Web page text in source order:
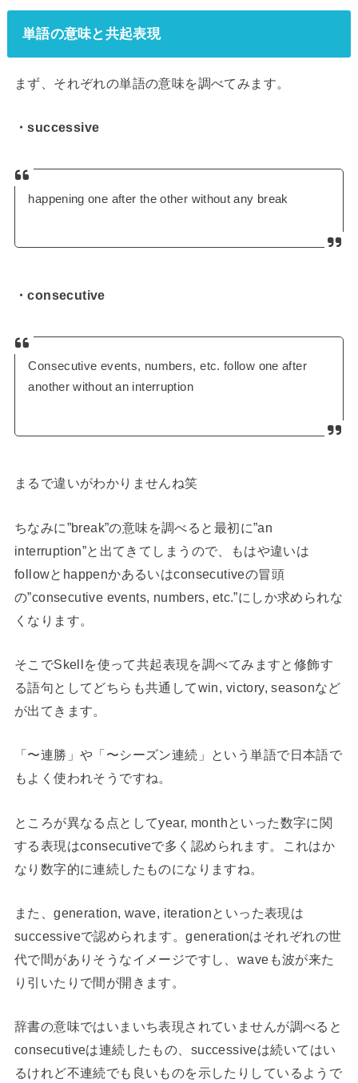
単語の意味と共起表現
まず、それぞれの単語の意味を調べてみます。
・successive
happening one after the other without any break
・consecutive
Consecutive events, numbers, etc. follow one after
another without an interruption
まるで違いがわかりませんね笑
ちなみに”break”の意味を調べると最初に”an
interruption”と出てきてしまうので、もはや違いは
followとhappenかあるいはconsecutiveの冒頭
の”consecutive events, numbers, etc.”にしか求められな
くなります。
そこでSkellを使って共起表現を調べてみますと修飾す
る語句としてどちらも共通してwin, victory, seasonなど
が出てきます。
「〜連勝」や「〜シーズン連続」という単語で日本語で
もよく使われそうですね。
ところが異なる点としてyear, monthといった数字に関
する表現はconsecutiveで多く認められます。これはか
なり数字的に連続したものになりますね。
また、generation, wave, iterationといった表現は
successiveで認められます。generationはそれぞれの世
代で間がありそうなイメージですし、waveも波が来た
り引いたりで間が開きます。
辞書の意味ではいまいち表現されていませんが調べると
consecutiveは連続したもの、successiveは続いてはい
るけれど不連続でも良いものを示したりしているようで